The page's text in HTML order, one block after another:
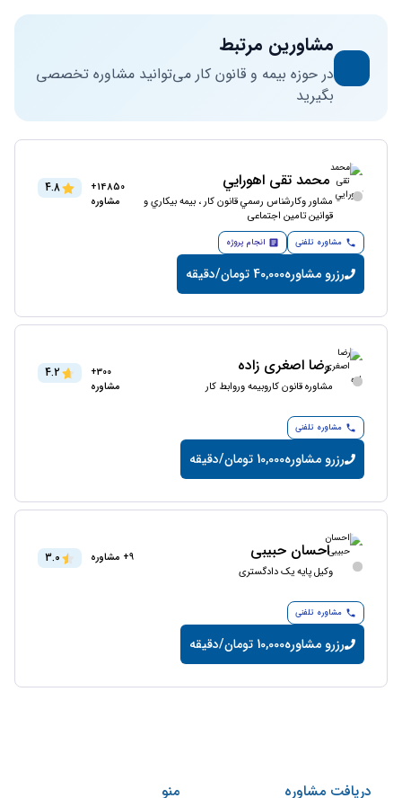
مشاورین مرتبط
در حوزه بیمه و قانون کار می‌توانید مشاوره تخصصی
بگیرید
محمد تقی اهورايي
مشاور وکارشناس رسمي قانون كار ، بيمه بيكاري و
قوانين تامین اجتماعی
14850+
مشاوره
4.8
مشاوره تلفنی انجام پروژه
رزرو مشاوره40,000 تومان/دقیقه
رضا اصغری زاده
مشاوره قانون کاروبیمه وروابط کار
300+
مشاوره
4.2
مشاوره تلفنی
رزرو مشاوره10,000 تومان/دقیقه
احسان حبیبی
وکیل پایه یک دادگستری
9+ مشاوره 3.0
مشاوره تلفنی
رزرو مشاوره10,000 تومان/دقیقه
دریافت مشاوره منو